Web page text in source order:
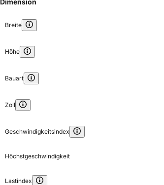
Dimension
Breite
Höhe
Bauart
Zoll
Geschwindigkeitsindex
Höchstgeschwindigkeit
Lastindex